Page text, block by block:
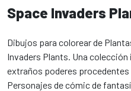
Space Invaders
Dibujos para colorear de
Invaders Plants. Una
extraños poderes procedentes
Personajes de cómic de